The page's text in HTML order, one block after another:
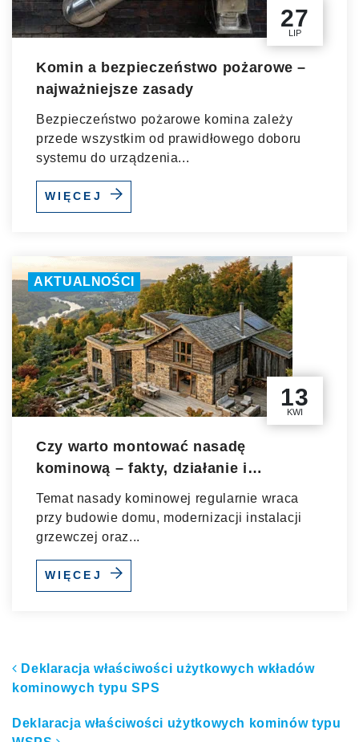
27
LIP
Komin a bezpieczeństwo pożarowe –
najważniejsze zasady
Bezpieczeństwo pożarowe komina zależy
przede wszystkim od prawidłowego doboru
systemu do urządzenia...
WIĘCEJ
AKTUALNOŚCI
13
KWI
Czy warto montować nasadę
kominową – fakty, działanie i
techniczne uzasadnienie
Temat nasady kominowej regularnie wraca
przy budowie domu, modernizacji instalacji
grzewczej oraz...
WIĘCEJ
Nawigacja po artykułach
Deklaracja właściwości użytkowych wkładów
kominowych typu SPS
Deklaracja właściwości użytkowych kominów typu